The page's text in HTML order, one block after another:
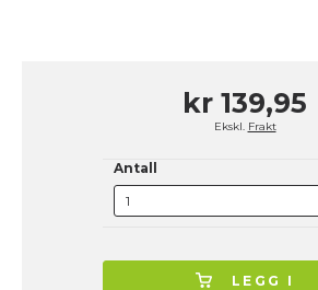
kr 139,95
Ekskl. Frakt
Antall
LEGG I